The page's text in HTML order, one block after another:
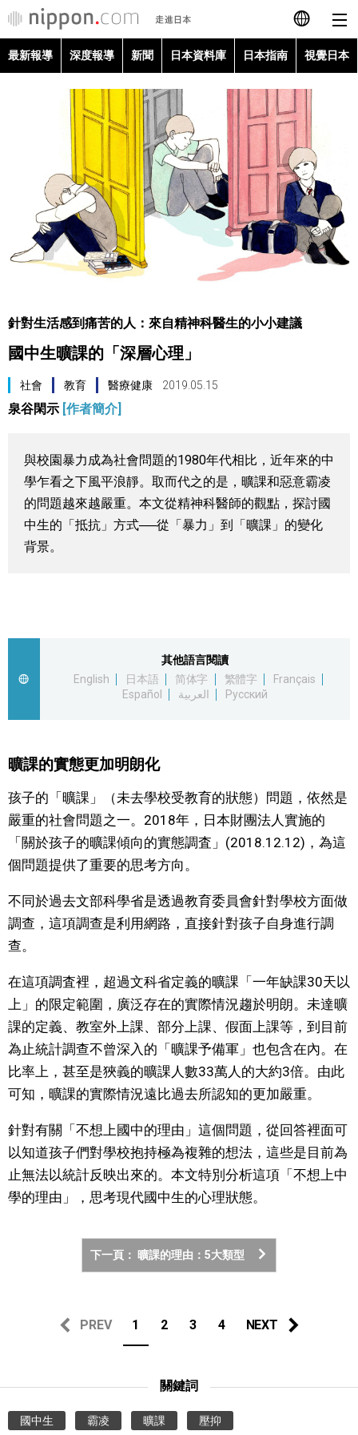
日本語
English
简体字
Français
Español
العربية
深度報導
新聞
視覺日本
更多
人物訪談
科學技術
生活
娛樂
教育
工作勞動
家庭
語言
東京
official SNS
最新報導 深度報導 新聞 日本資料庫 日本指南 視覺日本
針對生活感到痛苦的人：來自精神科醫生的小小建議
國中生曠課的「深層心理」
社會 教育 醫療健康 2019.05.15
泉谷閑示 [作者簡介]
與校園暴力成為社會問題的1980年代相比，近年來的中
學乍看之下風平浪靜。取而代之的是，曠課和惡意霸凌
的問題越來越嚴重。本文從精神科醫師的觀點，探討國
中生的「抵抗」方式──從「暴力」到「曠課」的變化
背景。
其他語言閱讀
English
日本語 简体字 繁體字
Français
Español
العربية Русский
曠課的實態更加明朗化
孩子的「曠課」（未去學校受教育的狀態）問題，依然是
嚴重的社會問題之一。2018年，日本財團法人實施的
「關於孩子的曠課傾向的實態調査」(2018.12.12)，為這
個問題提供了重要的思考方向。
不同於過去文部科學省是透過教育委員會針對學校方面做
調查，這項調查是利用網路，直接針對孩子自身進行調
查。
在這項調査裡，超過文科省定義的曠課「一年缺課30天以
上」的限定範圍，廣泛存在的實際情況趨於明朗。未達曠
課的定義、教室外上課、部分上課、假面上課等，到目前
為止統計調查不曾深入的「曠課予備軍」也包含在內。在
比率上，甚至是狹義的曠課人數33萬人的大約3倍。由此
可知，曠課的實際情況遠比過去所認知的更加嚴重。
針對有關「不想上國中的理由」這個問題，從回答裡面可
以知道孩子們對學校抱持極為複雜的想法，這些是目前為
止無法以統計反映出來的。本文特別分析這項「不想上中
學的理由」，思考現代國中生的心理狀態。
下一頁： 曠課的理由：5大類型
PREV 1 2 3 4 NEXT
關鍵詞
國中生 霸凌 曠課 壓抑